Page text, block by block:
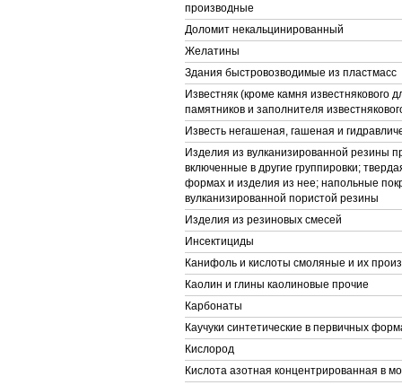
производные
Доломит некальцинированный
Желатины
Здания быстровозводимые из пластмасс
Известняк (кроме камня известнякового
памятников и заполнителя
Известь негашеная, гашеная и
Изделия из вулканизированной резины
включенные в другие группировки;
формах и изделия из нее; напольные
вулканизированной пористой резины
Изделия из резиновых смесей
Инсектициды
Канифоль и кислоты смоляные и их
Каолин и глины каолиновые прочие
Карбонаты
Каучуки синтетические в первичных
Кислород
Кислота азотная концентрированная в